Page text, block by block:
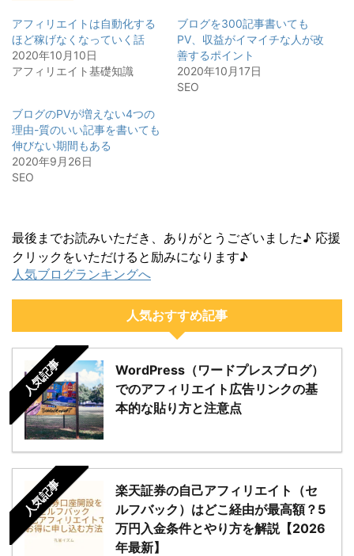
アフィリエイトは自動化する
ほど稼げなくなっていく話
2020年10月10日
アフィリエイト基礎知識
ブログを300記事書いても
PV、収益がイマイチな人が改
善するポイント
2020年10月17日
SEO
ブログのPVが増えない4つの
理由-質のいい記事を書いても
伸びない期間もある
2020年9月26日
SEO
最後までお読みいただき、ありがとうございました♪ 応援
クリックをいただけると励みになります♪
人気ブログランキングへ
人気おすすめ記事
人気記事
WordPress（ワードプレスブログ）
でのアフィリエイト広告リンクの基
本的な貼り方と注意点
人気記事
楽天証券の自己アフィリエイト（セ
ルフバック）はどこ経由が最高額？5
万円入金条件とやり方を解説【2026
年最新】